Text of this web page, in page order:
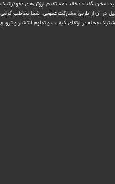
جدید سخن گفت: دخالت مستقیم ارزش‌های دموکراتیک
در آن از طریق مشاركت عمومی. شما مخاطب گرامی
مجله در ارتقای کیفیت و تداوم انتشار و ترویج